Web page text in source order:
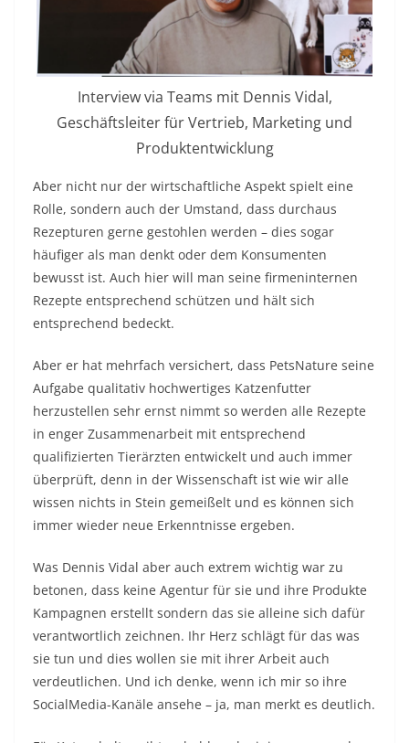
Interview via Teams mit Dennis Vidal,
Geschäftsleiter für Vertrieb, Marketing und
Produktentwicklung
Aber nicht nur der wirtschaftliche Aspekt spielt eine
Rolle, sondern auch der Umstand, dass durchaus
Rezepturen gerne gestohlen werden – dies sogar
häufiger als man denkt oder dem Konsumenten
bewusst ist. Auch hier will man seine firmeninternen
Rezepte entsprechend schützen und hält sich
entsprechend bedeckt.
Aber er hat mehrfach versichert, dass PetsNature seine
Aufgabe qualitativ hochwertiges Katzenfutter
herzustellen sehr ernst nimmt so werden alle Rezepte
in enger Zusammenarbeit mit entsprechend
qualifizierten Tierärzten entwickelt und auch immer
überprüft, denn in der Wissenschaft ist wie wir alle
wissen nichts in Stein gemeißelt und es können sich
immer wieder neue Erkenntnisse ergeben.
Was Dennis Vidal aber auch extrem wichtig war zu
betonen, dass keine Agentur für sie und ihre Produkte
Kampagnen erstellt sondern das sie alleine sich dafür
verantwortlich zeichnen. Ihr Herz schlägt für das was
sie tun und dies wollen sie mit ihrer Arbeit auch
verdeutlichen. Und ich denke, wenn ich mir so ihre
SocialMedia-Kanäle ansehe – ja, man merkt es deutlich.